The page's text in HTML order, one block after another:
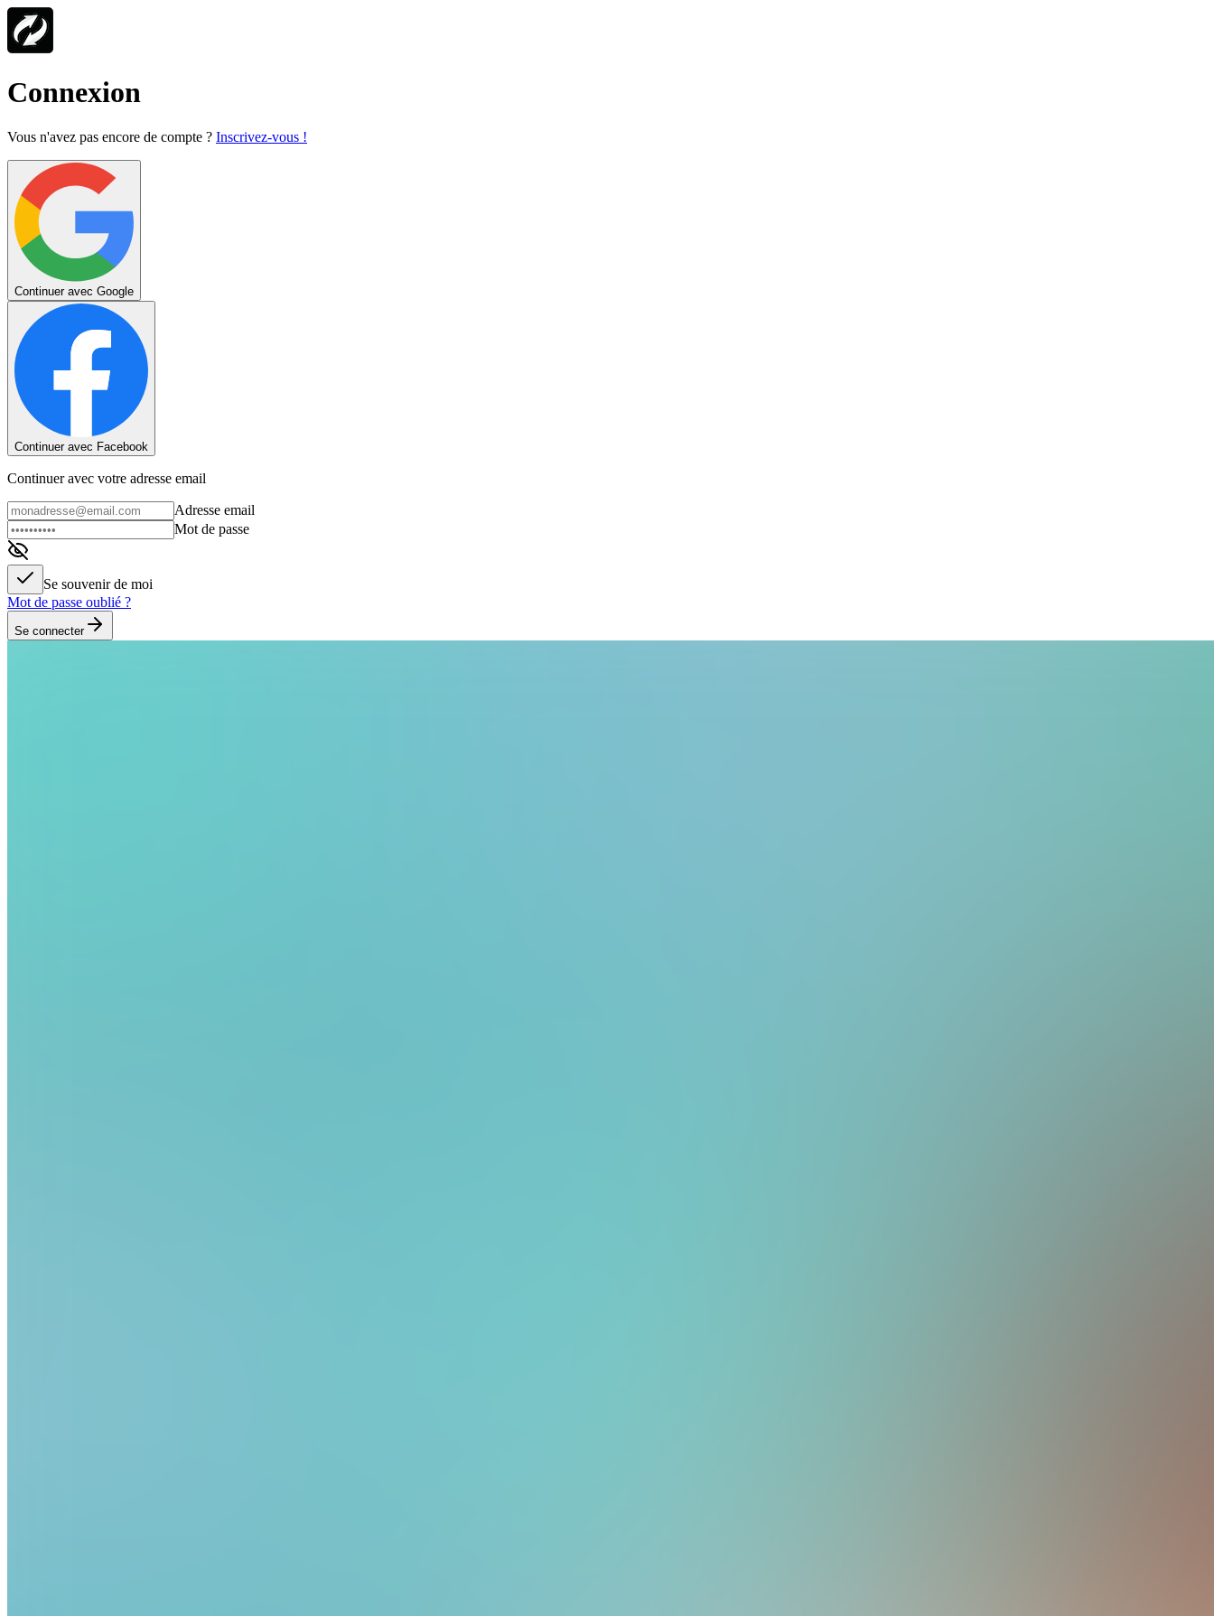
Connexion
Vous n'avez pas encore de compte ? Inscrivez-vous !
Continuer avec Google
Continuer avec Facebook
Continuer avec votre adresse email
Adresse email
Mot de passe
Se souvenir de moi
Mot de passe oublié ?
Se connecter